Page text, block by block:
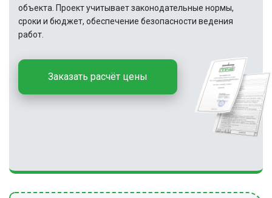
объекта. Проект учитывает законодательные нормы,
сроки и бюджет, обеспечение безопасности ведения
работ.
Заказать расчёт цены